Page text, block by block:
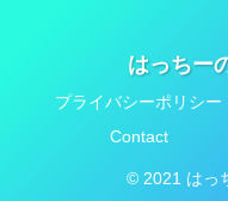
はっちー
プライバシーポリシー
Contact
© 2021 はっ